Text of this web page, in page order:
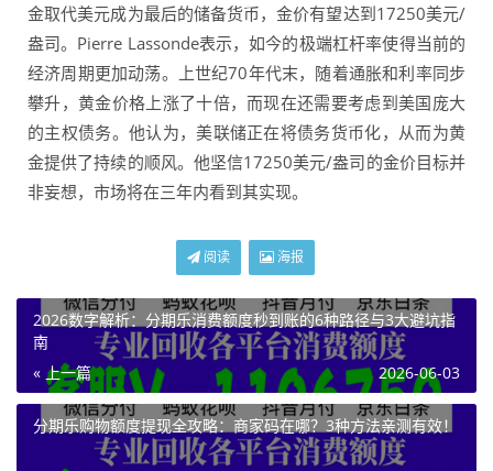
金取代美元成为最后的储备货币，金价有望达到17250美元/
盎司。Pierre Lassonde表示，如今的极端杠杆率使得当前的
经济周期更加动荡。上世纪70年代末，随着通胀和利率同步
攀升，黄金价格上涨了十倍，而现在还需要考虑到美国庞大
的主权债务。他认为，美联储正在将债务货币化，从而为黄
金提供了持续的顺风。他坚信17250美元/盎司的金价目标并
非妄想，市场将在三年内看到其实现。
阅读 海报
2026数字解析：分期乐消费额度秒到账的6种路径与3大避坑指
南
« 上一篇
2026-06-03
分期乐购物额度提现全攻略：商家码在哪？3种方法亲测有效！